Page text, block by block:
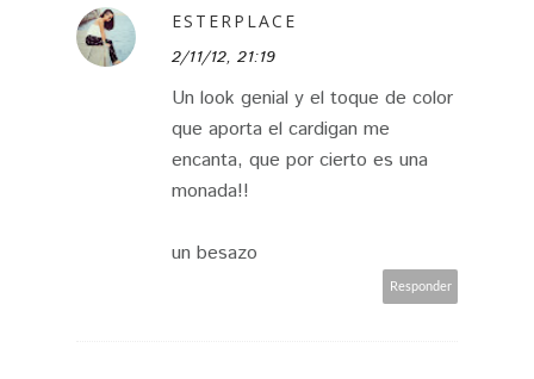
ESTERPLACE
2/11/12, 21:19
Un look genial y el toque de color
que aporta el cardigan me
encanta, que por cierto es una
monada!!
un besazo
Responder